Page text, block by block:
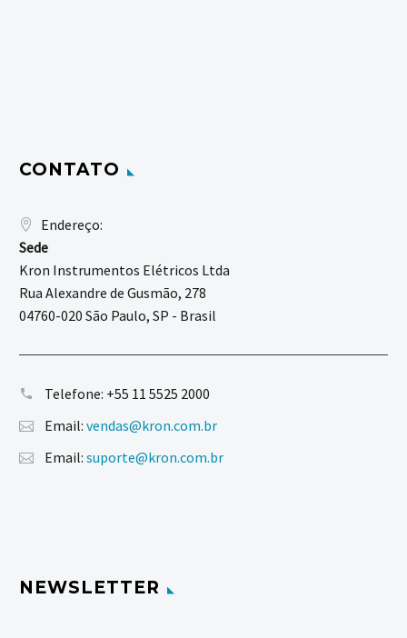
CONTATO
Endereço:
Sede
Kron Instrumentos Elétricos Ltda
Rua Alexandre de Gusmão, 278
04760-020 São Paulo, SP - Brasil
Telefone: +55 11 5525 2000
Email: vendas@kron.com.br
Email: suporte@kron.com.br
NEWSLETTER